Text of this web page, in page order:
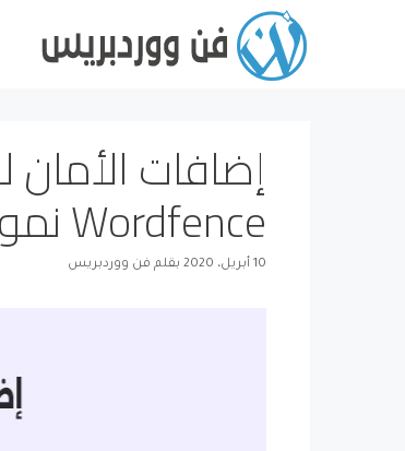
Wordfence نموذجا
10 أبريل، 2020 بقلم فن ووردبريس